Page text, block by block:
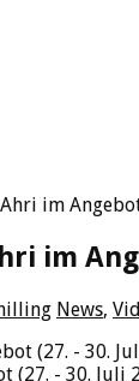
im
im
News,
(27. - 30. Juli